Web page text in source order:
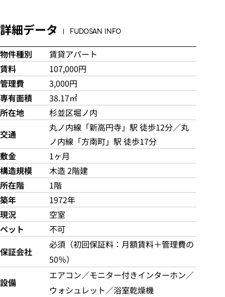
詳細データ FUDOSAN INFO
物件種別
賃貸アパート
賃料
107,000円
管理費
3,000円
専有面積
38.17㎡
所在地
杉並区堀ノ内
交通
丸ノ内線「新高円寺」駅 徒歩12分／丸
ノ内線「方南町」駅 徒歩17分
敷金
1ヶ月
構造規模
木造 2階建
所在階
1階
築年
1972年
現況
空室
ペット
不可
保証会社
必須（初回保証料：月額賃料＋管理費の
50％）
設備
エアコン／モニター付きインターホン／
ウォシュレット／浴室乾燥機